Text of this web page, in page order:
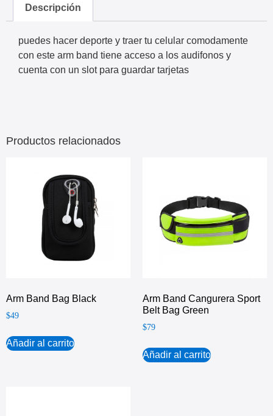
Descripción
puedes hacer deporte y traer tu celular comodamente
con este arm band tiene acceso a los audifonos y
cuenta con un slot para guardar tarjetas
Productos relacionados
Arm Band Bag Black
$49
Añadir al carrito
Arm Band Cangurera Sport
Belt Bag Green
$79
Añadir al carrito